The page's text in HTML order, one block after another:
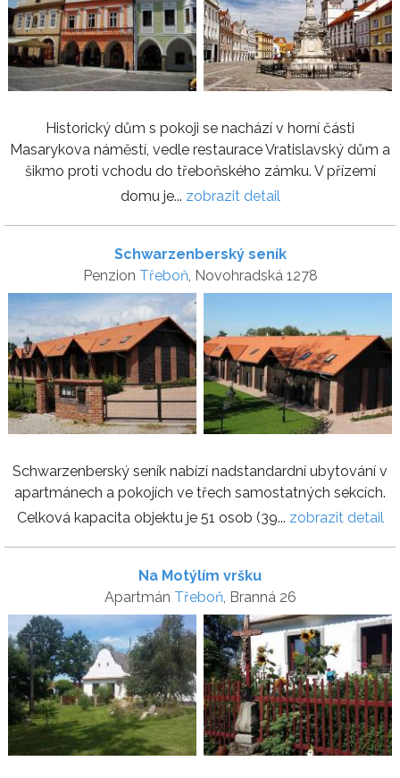
Historický dům s pokoji se nachází v horní části
Masarykova náměstí, vedle restaurace Vratislavský dům a
šikmo proti vchodu do třeboňského zámku. V přízemí
domu je... zobrazit detail
Schwarzenberský seník
Penzion Třeboň, Novohradská 1278
Schwarzenberský seník nabízí nadstandardní ubytování v
apartmánech a pokojích ve třech samostatných sekcích.
Celková kapacita objektu je 51 osob (39... zobrazit detail
Na Motýlím vršku
Apartmán Třeboň, Branná 26